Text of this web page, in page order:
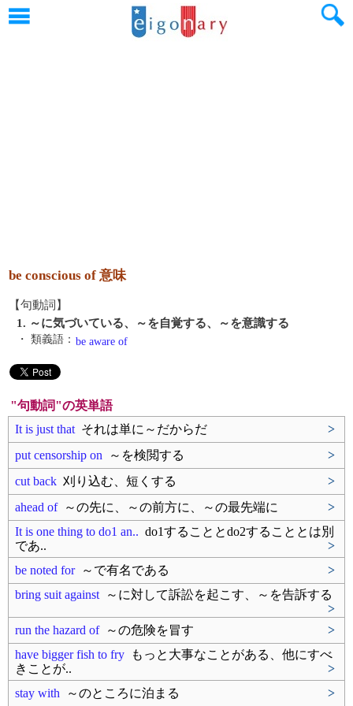
be conscious of 意味
【句動詞】
1. ～に気づいている、～を自覚する、～を意識する
・ 類義語： be aware of
"句動詞"の英単語
It is just that それは単に～だからだ
>
put censorship on ～を検閲する
>
cut back 刈り込む、短くする
>
ahead of～の先に、～の前方に、～の最先端に
>
It is one thing to do1 an.. do1することとdo2することとは別
であ..
>
be noted for～で有名である
>
bring suit against ～に対して訴訟を起こす、～を告訴する
>
run the hazard of～の危険を冒す
>
have bigger fish to fry もっと大事なことがある、他にすべ
きことが..
>
stay with ～のところに泊まる >